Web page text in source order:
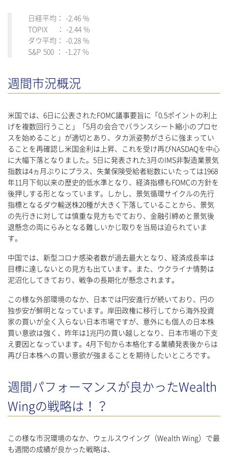
日経平均： -2.46 %
TOPIX ： -2.44 %
ダウ平均： -0.28 %
S&P 500 ： -1.27 %
週間市況概況
米国では、6日に公表されたFOMC議事要旨に「0.5ポイントの利上
げを複数回行うこと」「5月の会合でバランスシート縮小のプロセ
スを始めること」が適切とあり、タカ派姿勢がさらに強まってい
ることを再確認し米国金利は上昇、これを受け再びNASDAQを中心
に大幅下落となりました。5日に発表された3月のIMS非製造業景気
指数は4ヵ月ぶりにプラス、失業保険受給者総数にいたっては1968
年11月下旬以来の歴史的低水準となり、経済指標もFOMCの方針を
後押しする形となっています。しかし、景気循環サイクルの先行
指標となるダウ輸送株20種が大きく下落していることから、景気
の先行きに対しては慎重な見方もでており、金融引締めと景気後
退懸念の両にらみとなる難しいかじ取りを当局は迫られていま
す。
中国では、新型コロナ感染者数が過去最大となり、経済成長率は
目標に達しないとの見方も出ています。また、ウクライナ情勢は
泥沼化してきており、戦争の長期化が懸念されます。
この様な外部環境のなか、日本では円安進行が続いており、円の
独歩安が鮮明となっています。岸田政権に移行してから海外投資
家の買いが全く入らない日本市場ですが、意外にも個人の日本株
買い意欲は強く、昨年は1兆円の買い越しとなり、日本市場の下支
え要因となっています。4月下旬から本格化する業績発表後からは
再び日本株への買い意欲が強まることを期待したいところです。
週間パフォーマンスが良かったWealth
Wingの戦略は！？
この様な市況環境のなか、ウェルスウイング（Wealth Wing）で最
も週間の成績が良かった戦略は、